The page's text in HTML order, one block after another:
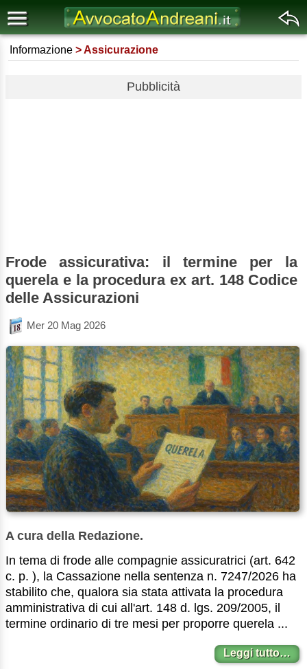
Informazione Assicurazione
Pubblicità
Frode assicurativa: il termine per la
querela e la procedura ex art. 148 Codice
delle Assicurazioni
Mer 20 Mag 2026
A cura della Redazione.
In tema di frode alle compagnie assicuratrici (art. 642
c. p. ), la Cassazione nella sentenza n. 7247/2026 ha
stabilito che, qualora sia stata attivata la procedura
amministrativa di cui all'art. 148 d. lgs. 209/2005, il
termine ordinario di tre mesi per proporre querela ...
Leggi tutto…